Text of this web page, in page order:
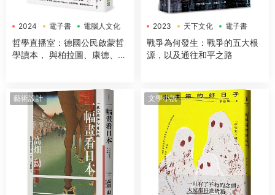
2024 電子書 電腦人文化
哲學直播室：德國公民啟蒙哲
學讀本， 與柏拉圖、康德、亞
2023 天下文化 電子書
戰爭為何發生：戰爭的五大根
源，以及通往和平之路
藝術設計 文學小說